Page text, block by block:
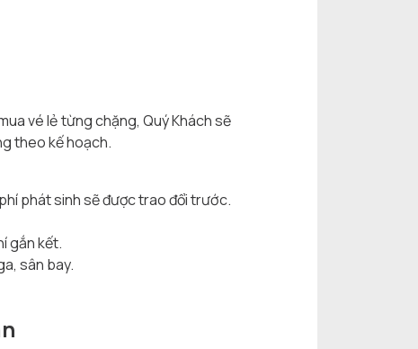
vé lẻ từng chặng, Quý Khách sẽ
theo kế hoạch.
phát sinh sẽ được trao đổi trước.
gắn kết.
sân bay.